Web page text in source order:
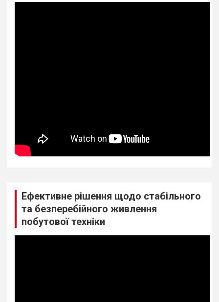
Ефективне рішення щодо стабільного
та безперебійного живлення
побутової техніки